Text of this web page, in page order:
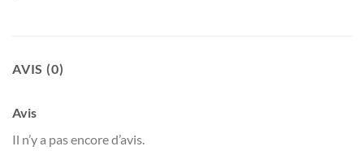
AVIS (0)
Avis
Il n’y a pas encore d’avis.